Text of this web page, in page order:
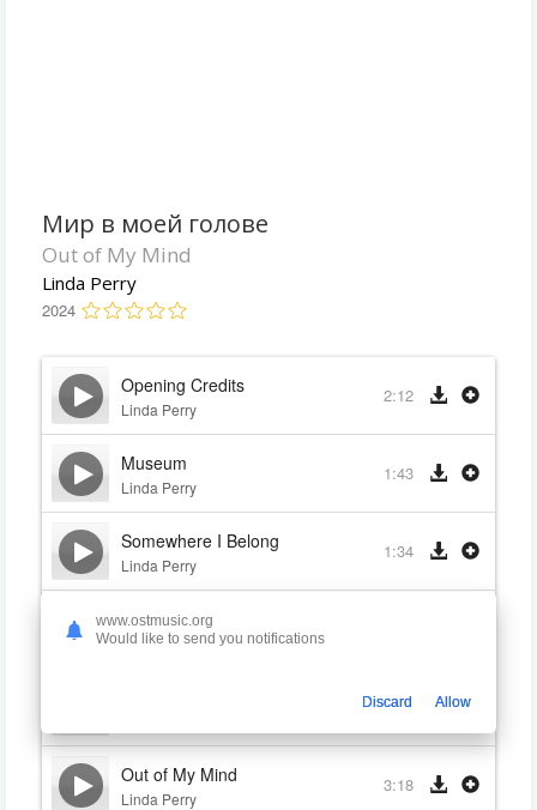
Мир в моей голове
Out of My Mind
Linda Perry
2024
Opening Credits
Linda Perry
2:12
Museum
Linda Perry
1:43
Somewhere I Belong
Linda Perry
1:34
Melody and Rose
Linda Perry
1:17
Out of My Mind
Linda Perry
3:18
www.ostmusic.org
Would like to send you notifications
Discard Allow